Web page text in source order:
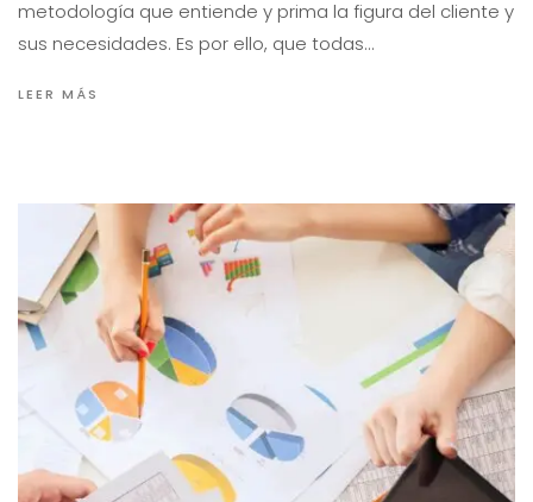
metodología que entiende y prima la figura del cliente y
sus necesidades. Es por ello, que todas…
LEER MÁS